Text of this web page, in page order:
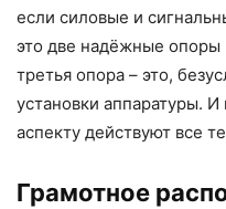
если силовые и
это две надёжные опоры
третья опора – это,
установки аппаратуры.
аспекту действуют все
Грамотное